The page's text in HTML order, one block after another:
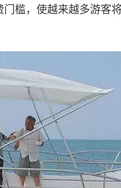
槛，使越来越多游客